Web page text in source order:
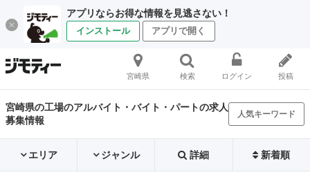
アプリならお得な情報を見逃さない！
インストール アプリで開く
宮崎県 検索 ログイン 投稿
宮崎県の工場のアルバイト・バイト・パートの求人
募集情報
人気キーワード
エリア ジャンル 詳細 新着順